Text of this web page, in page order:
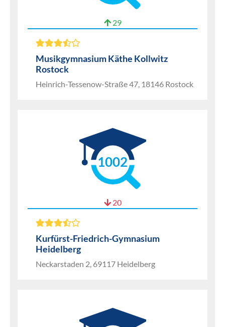
29
Musikgymnasium Käthe Kollwitz
Rostock
Heinrich-Tessenow-Straße 47, 18146 Rostock
1002
20
Kurfürst-Friedrich-Gymnasium
Heidelberg
Neckarstaden 2, 69117 Heidelberg